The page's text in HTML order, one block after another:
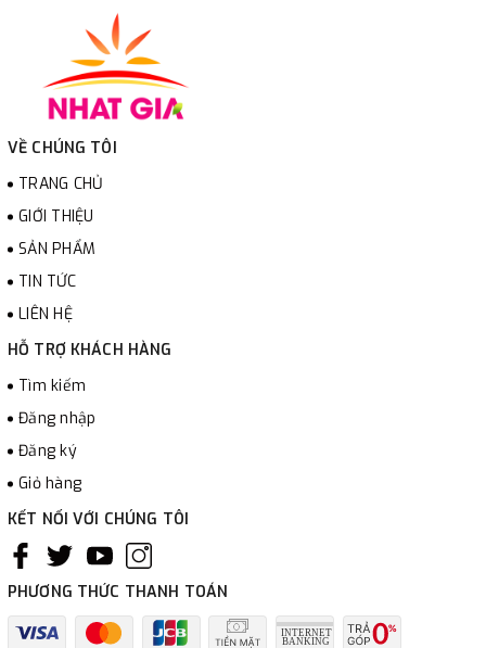
VỀ CHÚNG TÔI
TRANG CHỦ
GIỚI THIỆU
SẢN PHẨM
TIN TỨC
LIÊN HỆ
HỖ TRỢ KHÁCH HÀNG
Tìm kiếm
Đăng nhập
Đăng ký
Giỏ hàng
KẾT NỐI VỚI CHÚNG TÔI
PHƯƠNG THỨC THANH TOÁN